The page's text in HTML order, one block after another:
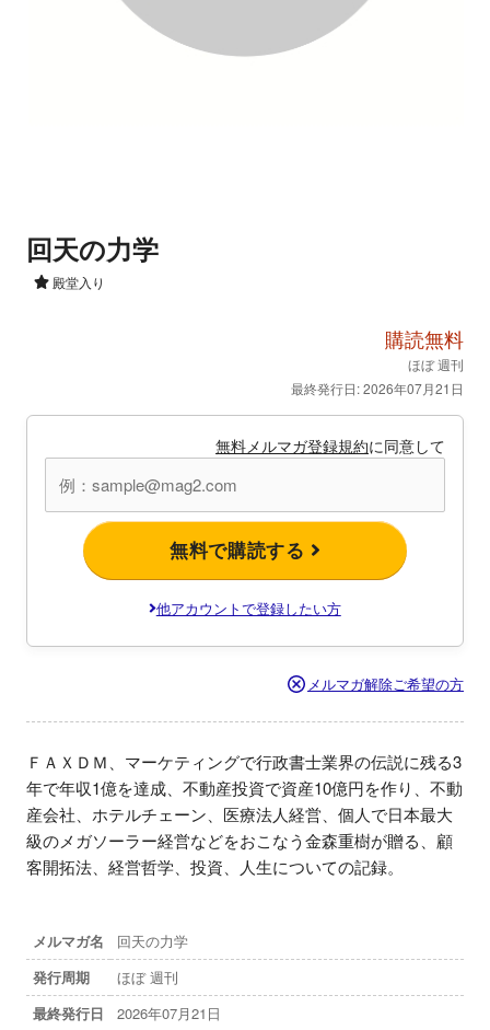
回天の力学
殿堂入り
購読無料
ほぼ 週刊
最終発行日: 2026年07月21日
無料メルマガ登録規約に同意して
無料で購読する
他アカウントで登録したい方
メルマガ解除ご希望の方
ＦＡＸＤＭ、マーケティングで行政書士業界の伝説に残る3
年で年収1億を達成、不動産投資で資産10億円を作り、不動
産会社、ホテルチェーン、医療法人経営、個人で日本最大
級のメガソーラー経営などをおこなう金森重樹が贈る、顧
客開拓法、経営哲学、投資、人生についての記録。
メルマガ名
回天の力学
発行周期
ほぼ 週刊
最終発行日
2026年07月21日